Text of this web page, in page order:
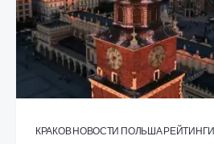
КРАКОВ НОВОСТИ ПОЛЬША РЕЙТИНГИ